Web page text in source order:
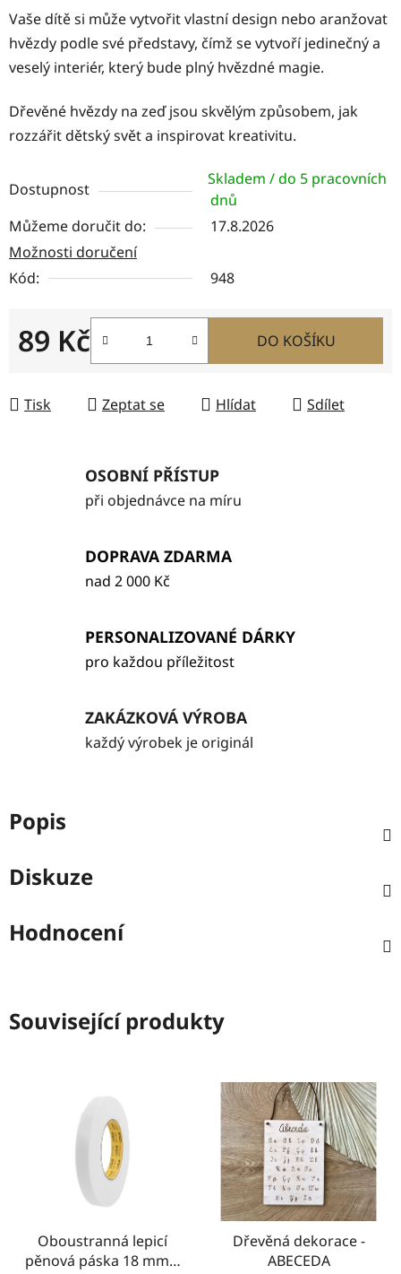
Vaše dítě si může vytvořit vlastní design nebo aranžovat
hvězdy podle své představy, čímž se vytvoří jedinečný a
veselý interiér, který bude plný hvězdné magie.
Dřevěné hvězdy na zeď jsou skvělým způsobem, jak
rozzářit dětský svět a inspirovat kreativitu.
Dostupnost
Skladem / do 5 pracovních
dnů
Můžeme doručit do:
17.8.2026
Možnosti doručení
Kód:
948
89 Kč
Měrná cena:
DO KOŠÍKU
Tisk Zeptat se Hlídat Sdílet
OSOBNÍ PŘÍSTUP
při objednávce na míru
DOPRAVA ZDARMA
nad 2 000 Kč
PERSONALIZOVANÉ DÁRKY
pro každou příležitost
ZAKÁZKOVÁ VÝROBA
každý výrobek je originál
Popis
Diskuze
Hodnocení
Související produkty
Oboustranná lepicí
pěnová páska 18 mm x
Dřevěná dekorace -
ABECEDA